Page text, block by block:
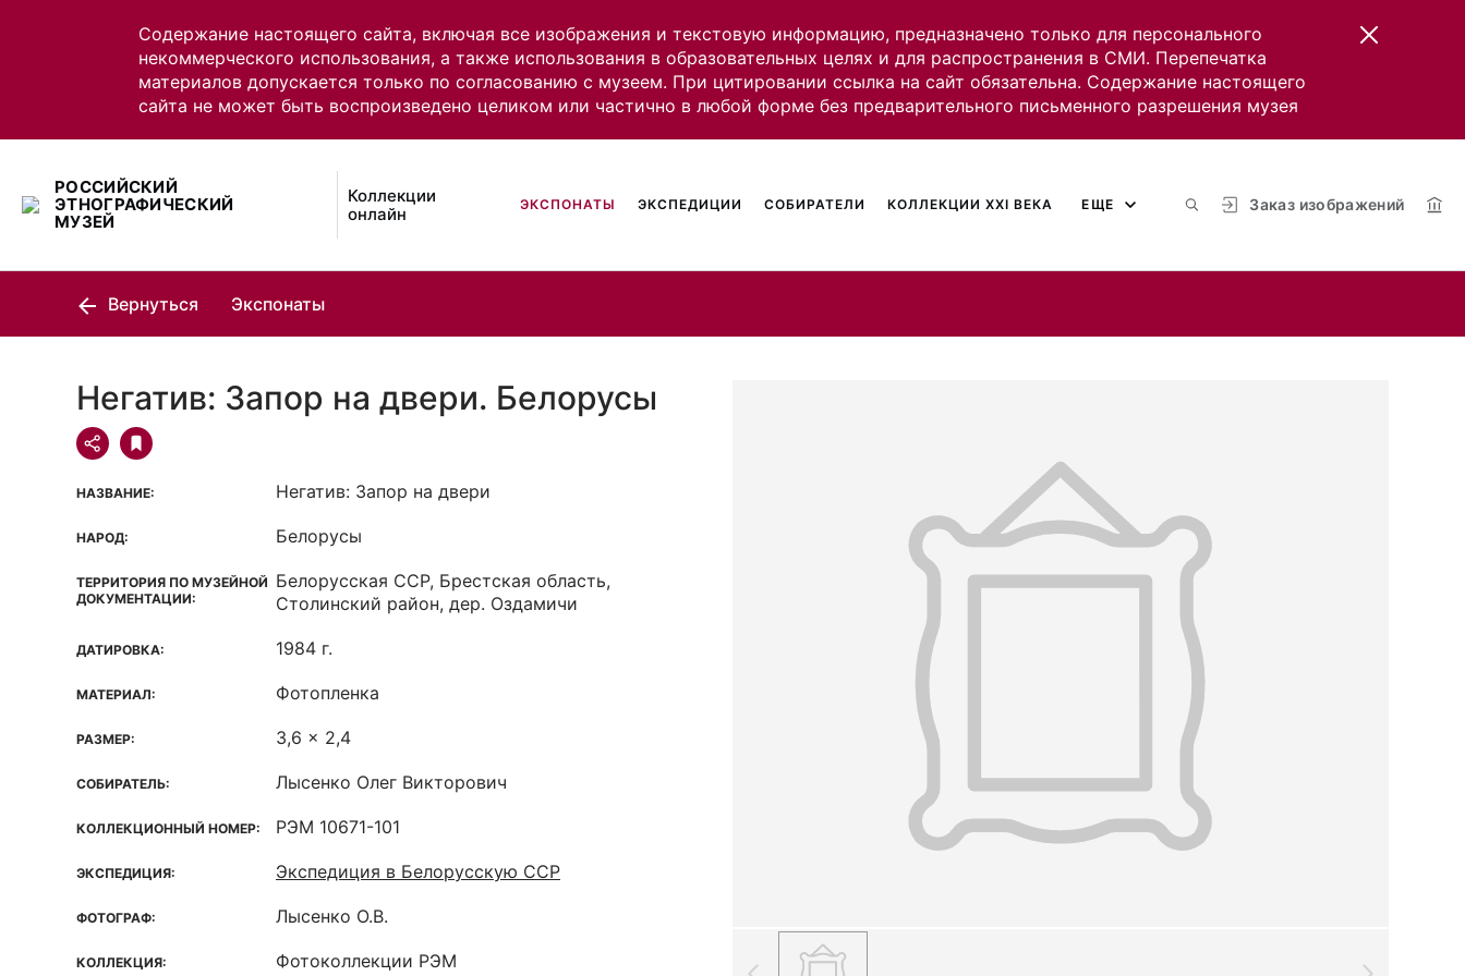
Содержание настоящего сайта, включая все изображения и текстовую информацию, предназначено только для персонального
некоммерческого использования, а также использования в образовательных целях и для распространения в СМИ. Перепечатка
материалов допускается только по согласованию с музеем. При цитировании ссылка на сайт обязательна. Содержание настоящего
сайта не может быть воспроизведено целиком или частично в любой форме без предварительного письменного разрешения музея
РОССИЙСКИЙ
ЭТНОГРАФИЧЕСКИЙ
МУЗЕЙ
Коллекции
онлайн
Заказ изображений
ЭКСПОНАТЫ ЭКСПЕДИЦИИ СОБИРАТЕЛИ КОЛЛЕКЦИИ XXI ВЕКА ЕЩЕ
Вернуться Экспонаты
Негатив: Запор на двери. Белорусы
НАЗВАНИЕ: Негатив: Запор на двери
НАРОД: Белорусы
ТЕРРИТОРИЯ ПО МУЗЕЙНОЙ
ДОКУМЕНТАЦИИ:
Белорусская ССР, Брестская область,
Столинский район, дер. Оздамичи
ДАТИРОВКА: 1984 г.
МАТЕРИАЛ: Фотопленка
РАЗМЕР: 3,6 x 2,4
СОБИРАТЕЛЬ: Лысенко Олег Викторович
КОЛЛЕКЦИОННЫЙ НОМЕР: РЭМ 10671-101
ЭКСПЕДИЦИЯ: Экспедиция в Белорусскую ССР
ФОТОГРАФ: Лысенко О.В.
КОЛЛЕКЦИЯ: Фотоколлекции РЭМ